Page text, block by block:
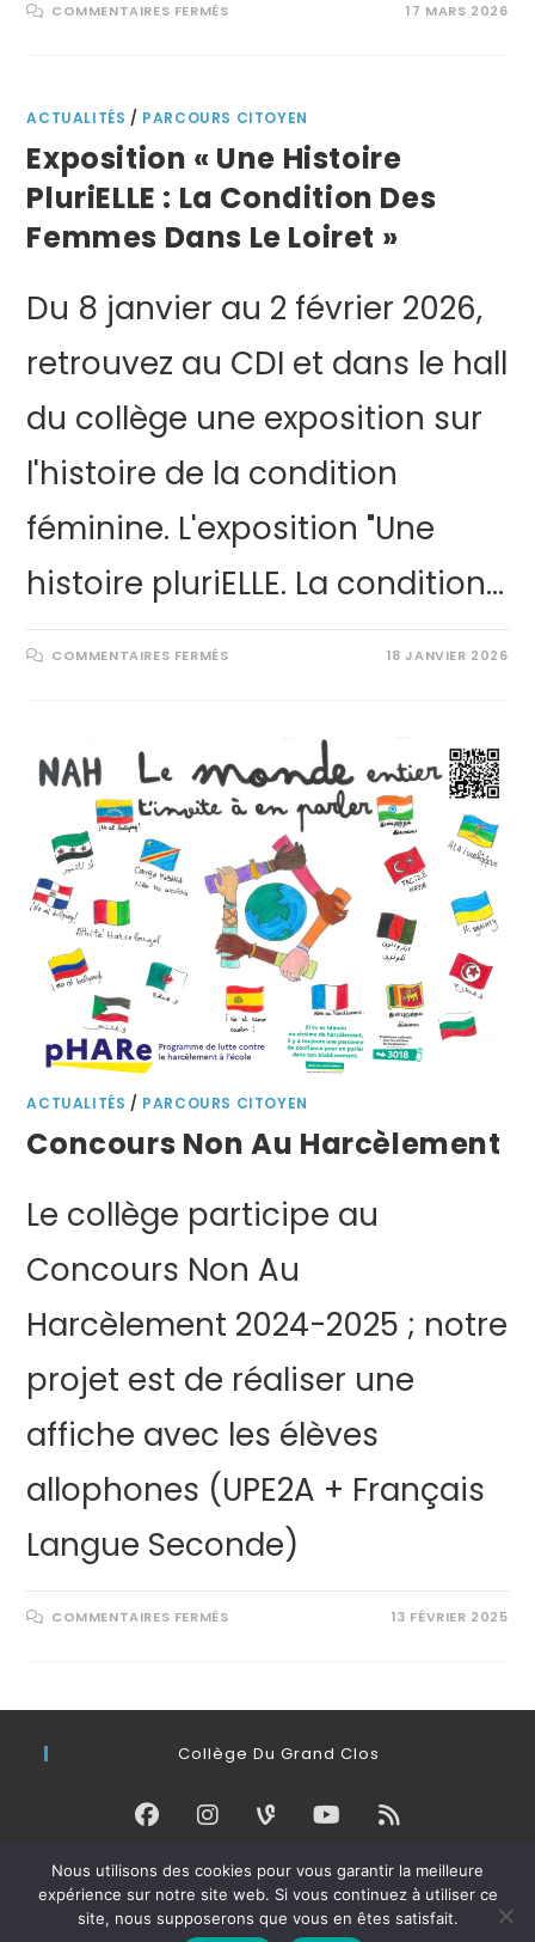
COMMENTAIRES FERMÉS 17 MARS 2026
ACTUALITÉS / PARCOURS CITOYEN
Exposition « Une Histoire
PluriELLE : La Condition Des
Femmes Dans Le Loiret »
Du 8 janvier au 2 février 2026,
retrouvez au CDI et dans le hall
du collège une exposition sur
l'histoire de la condition
féminine. L'exposition "Une
histoire pluriELLE. La condition…
COMMENTAIRES FERMÉS 18 JANVIER 2026
ACTUALITÉS / PARCOURS CITOYEN
Concours Non Au Harcèlement
Le collège participe au
Concours Non Au
Harcèlement 2024-2025 ; notre
projet est de réaliser une
affiche avec les élèves
allophones (UPE2A + Français
Langue Seconde)
COMMENTAIRES FERMÉS 13 FÉVRIER 2025
Collège Du Grand Clos
Connexion
Nous utilisons des cookies pour vous garantir la meilleure
expérience sur notre site web. Si vous continuez à utiliser ce
site, nous supposerons que vous en êtes satisfait.